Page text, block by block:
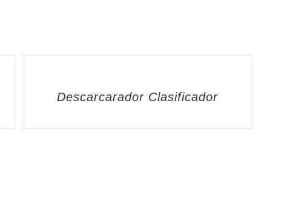
Descarcarador Clasificador